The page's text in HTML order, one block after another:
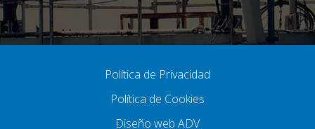
Política de Privacidad
Política de Cookies
Diseño web ADV